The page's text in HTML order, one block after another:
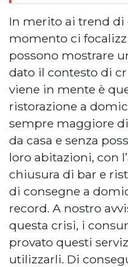
In merito ai trend di
momento ci
possono mostrare
dato il contesto di
viene in mente è
ristorazione a
sempre maggiore
da casa e senza
loro abitazioni, con
chiusura di bar e
di consegne a
record. A nostro
questa crisi, i
provato questi
utilizzarli. Di